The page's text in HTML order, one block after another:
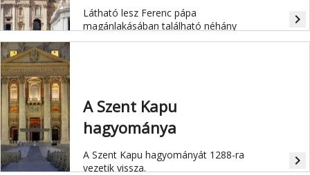
Látható lesz Ferenc pápa
magánlakásában található néhány
kedvenc műve is.
navigate_next
A Szent Kapu
hagyománya
A Szent Kapu hagyományát 1288-ra
vezetik vissza.
navigate_next